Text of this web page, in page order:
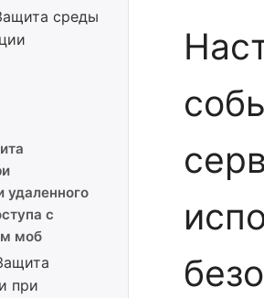
среды
удаленного
с
моб
при